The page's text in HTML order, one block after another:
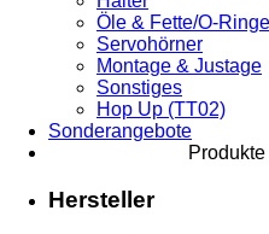
Öle & Fette/O-Ringe
Servohörner
Montage & Justage
Sonstiges
Hop Up (TT02)
Sonderangebote
Hersteller